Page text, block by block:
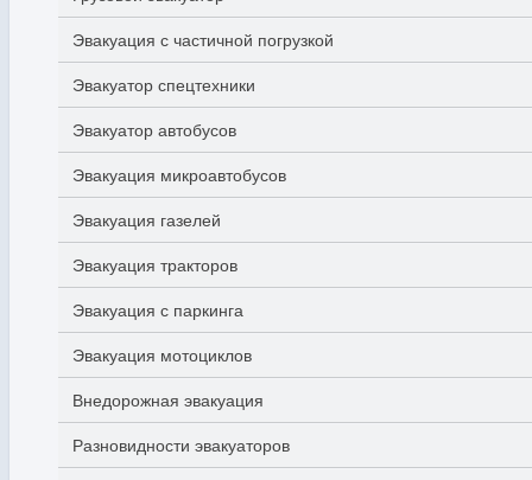
Эвакуация с частичной погрузкой
Эвакуатор спецтехники
Эвакуатор автобусов
Эвакуация микроавтобусов
Эвакуация газелей
Эвакуация тракторов
Эвакуация с паркинга
Эвакуация мотоциклов
Внедорожная эвакуация
Разновидности эвакуаторов